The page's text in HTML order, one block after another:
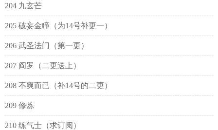
204 九玄芒
205 破妄金瞳（为14号补更一）
206 武圣法门（第一更）
207 阎罗（二更送上）
208 不爽而已（补14号的二更）
209 修炼
210 练气士（求订阅）